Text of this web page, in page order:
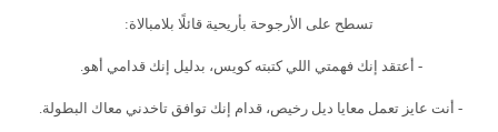
تسطح على الأرجوحة بأريحية قائلًا بلامبالاة:
- أعتقد إنك فهمتي اللي كتبته كويس، بدليل إنك قدامي أهو.
- أنت عايز تعمل معايا ديل رخيص، قدام إنك توافق تاخدني معاك البطولة.